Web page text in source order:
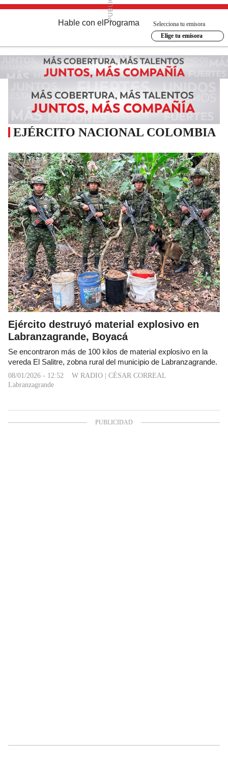
Hable con el Programa
Selecciona tu emisora
Elige tu emisora
EJÉRCITO NACIONAL COLOMBIA
Ejército destruyó material explosivo en
Labranzagrande, Boyacá
Se encontraron más de 100 kilos de material explosivo en la
vereda El Salitre, zobna rural del municipio de Labranzagrande.
08/01/2026 - 12:52 W RADIO | CÉSAR CORREAL
Labranzagrande